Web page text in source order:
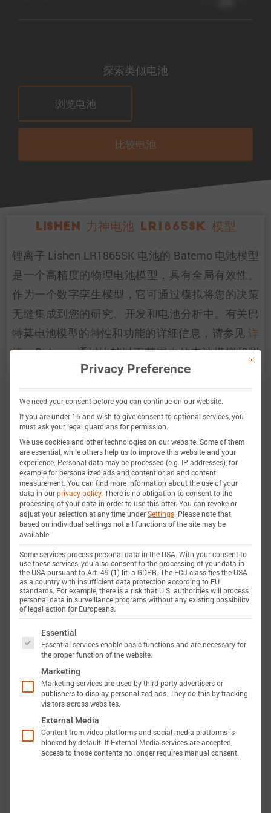
探索类似电池
浏览电池
比较电池
Lishen 力神电池 LR1865SK 模型
锂离子 Lishen LR1865SK 电池的 Batemo 电池模型
是一个高精度的物理电池模型，具有全局有效性。
作为一个数字孪生模型，它可通过模拟将您的决策
无缝集成到您的研究、开发和电池分析中。有关巴
特莫电池模型的特性和功能的详细信息，请参见 详
情。Batemo 通过比较以下范围内的电池模拟和测
量数据，证明了 Batemo 电池模型的准确性和有效
性。验证范围广泛，实验特征涵盖电池的整个运行
区域： 在低温和高温、最大电流和整个充电状态范
围内。
充电状态范
围
0 … 100%
电流范围
定义
-18 A 放电 … 5 A 充电 (-7C … 2C)
电压范围
定义
2.75 … 4.2 V
温度范围
此外，巴特莫电池模型的验证将完全透明。巴特莫
电池数据包含原始测量数据和仿真数据。所有实验
都会计算电压、温度、功率和能量的准确性。这使
This
Privacy Preference
We need your consent before you can continue on our website.
If you are under 16 and wish to give consent to optional services, you
must ask your legal guardians for permission.
We use cookies and other technologies on our website. Some of them
are essential, while others help us to improve this website and your
experience. Personal data may be processed (e.g. IP addresses), for
example for personalized ads and content or ad and content
measurement. You can find more information about the use of your
data in ourprivacy policy. There is no obligation to consent to the
processing of your data in order to use this offer. You can revoke or
adjust your selection at any time underSettings. Please note that
based on individual settings not all functions of the site may be
available.
Some services process personal data in the USA. With your consent to
use these services, you also consent to the processing of your data in
the USA pursuant to Art. 49 (1) lit. a GDPR. The ECJ classifies the USA
as a country with insufficient data protection according to EU
standards. For example, there is a risk that U.S. authorities will process
personal data in surveillance programs without any existing possibility
of legal action for Europeans.
The following is a list of service groups for which
Essential
Essential services enable basic functions and are necessary for
the proper function of the website.
Marketing
Marketing services are used by third-party advertisers or
publishers to display personalized ads. They do this by tracking
visitors across websites.
External Media
Content from video platforms and social media platforms is
blocked by default. If External Media services are accepted,
access to those contents no longer requires manual consent.